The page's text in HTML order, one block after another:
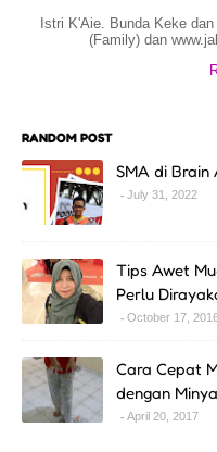
Istri K'Aie. Bunda Keke
(Family) dan
RANDOM POST
SMA di Brain
July 31, 2022
Tips Awet
Perlu
October 17,
Cara Cepat
dengan
April 20, 2017